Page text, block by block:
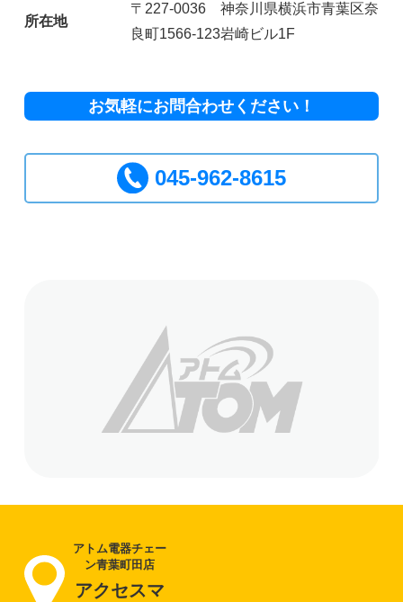
所在地
〒227-0036 神奈川県横浜市青葉区奈
良町1566-123岩崎ビル1F
お気軽にお問合わせください！
045-962-8615
アトム電器チェー
ン青葉町田店
アクセスマ